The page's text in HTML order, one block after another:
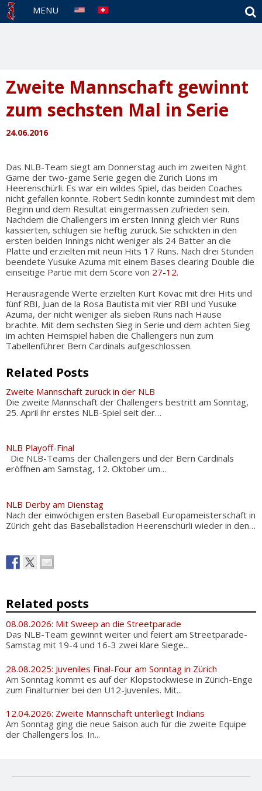
MENU
Zweite Mannschaft gewinnt
zum sechsten Mal in Serie
24.06.2016
Das NLB-Team siegt am Donnerstag auch im zweiten Night
Game der two-game Serie gegen die Zürich Lions im
Heerenschürli. Es war ein wildes Spiel, das beiden Coaches
nicht gefallen konnte. Robert Sedin konnte zumindest mit dem
Beginn und dem Resultat einigermassen zufrieden sein.
Nachdem die Challengers im ersten Inning gleich vier Runs
kassierten, schlugen sie heftig zurück. Sie schickten in den
ersten beiden Innings nicht weniger als 24 Batter an die
Platte und erzielten mit neun Hits 17 Runs. Nach drei Stunden
beendete Yusuke Azuma mit einem Bases clearing Double die
einseitige Partie mit dem Score von 27-12.
Herausragende Werte erzielten Kurt Kovac mit drei Hits und
fünf RBI, Juan de la Rosa Bautista mit vier RBI und Yusuke
Azuma, der nicht weniger als sieben Runs nach Hause
brachte. Mit dem sechsten Sieg in Serie und dem achten Sieg
im achten Heimspiel haben die Challengers nun zum
Tabellenführer Bern Cardinals aufgeschlossen.
Related Posts
Zweite Mannschaft zurück in der NLB
Die zweite Mannschaft der Challengers bestritt am Sonntag,
25. April ihr erstes NLB-Spiel seit der…
NLB Playoff-Final
Die NLB-Teams der Challengers und der Bern Cardinals
eröffnen am Samstag, 12. Oktober um…
NLB Derby am Dienstag
Nach der einwöchigen ersten Baseball Europameisterschaft in
Zürich geht das Baseballstadion Heerenschürli wieder in den…
Related posts
08.08.2026: Mit Sweep an die Streetparade
Das NLB-Team gewinnt weiter und feiert am Streetparade-
Samstag mit 19-4 und 16-3 zwei klare Siege...
28.08.2025: Juveniles Final-Four am Sonntag in Zürich
Am Sonntag kommt es auf der Klopstockwiese in Zürich-Enge
zum Finalturnier bei den U12-Juveniles. Mit...
12.04.2026: Zweite Mannschaft unterliegt Indians
Am Sonntag ging die neue Saison auch für die zweite Equipe
der Challengers los. In...